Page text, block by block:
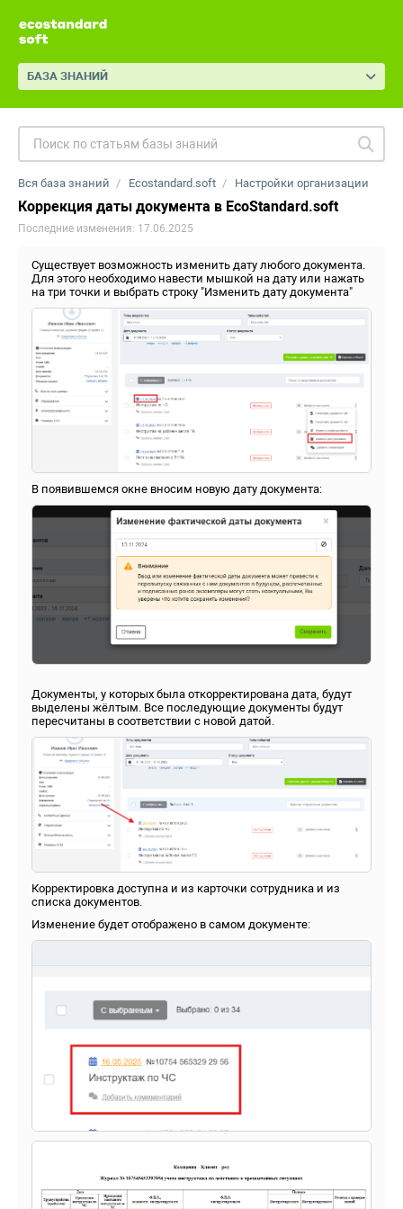
БАЗА ЗНАНИЙ
Вся база знаний Ecostandard.soft Настройки организации
Коррекция даты документа в EcoStandard.soft
Последние изменения: 17.06.2025
Существует возможность изменить дату любого документа.
Для этого необходимо навести мышкой на дату или нажать
на три точки и выбрать строку "Изменить дату документа"
В появившемся окне вносим новую дату документа:
Документы, у которых была откорректирована дата, будут
выделены жёлтым. Все последующие документы будут
пересчитаны в соответствии с новой датой.
Корректировка доступна и из карточки сотрудника и из
списка документов.
Изменение будет отображено в самом документе: